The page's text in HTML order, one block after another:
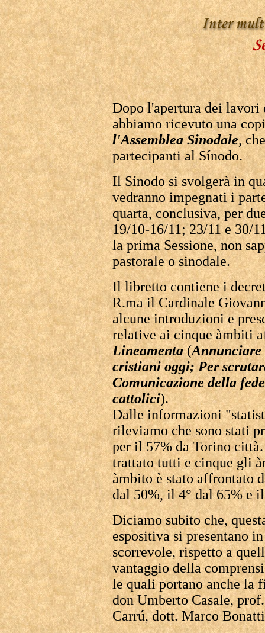
Dopo l'apertura dei lavori
abbiamo ricevuto una
l'Assemblea Sinodale,
partecipanti al Sínodo.
Il Sínodo si svolgerà in
vedranno impegnati i
quarta, conclusiva, per
19/10-16/11; 23/11 e 30/
la prima Sessione, non
pastorale o sinodale.
Il libretto contiene i
R.ma il Cardinale
alcune introduzioni e
relative ai cinque àmbiti
Lineamenta(Annunciare
cristiani oggi; Per
Comunicazione della
cattolici).
Dalle informazioni
rileviamo che sono stati
per il 57% da Torino
trattato tutti e cinque gli
àmbito è stato affrontato
dal 50%, il 4° dal 65% e
Diciamo subito che,
espositiva si presentano
scorrevole, rispetto a
vantaggio della
le quali portano anche la
don Umberto Casale,
Carrú, dott. Marco